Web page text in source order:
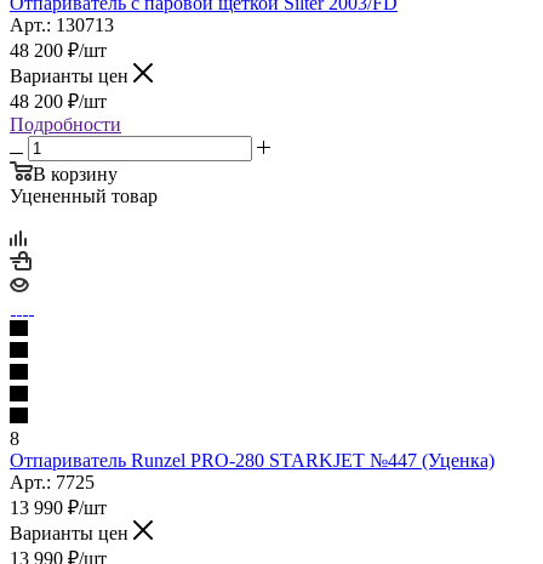
Арт.: 130713
48 200 ₽/шт
Варианты цен
48 200 ₽/шт
Подробности
В корзину
Уцененный товар
8
Отпариватель Runzel PRO-280 STARKJET №447 (Уценка)
Арт.: 7725
13 990 ₽/шт
Варианты цен
13 990 ₽/шт